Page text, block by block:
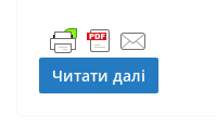
Читати далі